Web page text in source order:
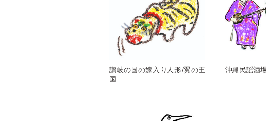
讃岐の国の嫁入り人形/翼の王
国
沖縄民謡酒